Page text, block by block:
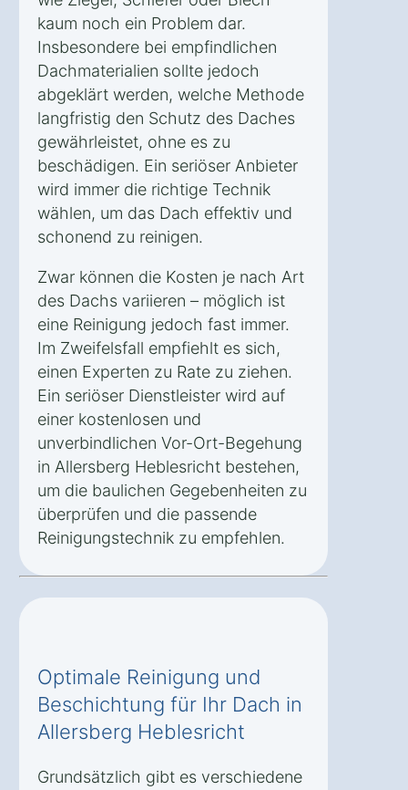
kaum noch ein Problem dar.
Insbesondere bei empfindlichen
Dachmaterialien sollte jedoch
abgeklärt werden, welche Methode
langfristig den Schutz des Daches
gewährleistet, ohne es zu
beschädigen. Ein seriöser Anbieter
wird immer die richtige Technik
wählen, um das Dach effektiv und
schonend zu reinigen.
Zwar können die Kosten je nach Art
des Dachs variieren – möglich ist
eine Reinigung jedoch fast immer.
Im Zweifelsfall empfiehlt es sich,
einen Experten zu Rate zu ziehen.
Ein seriöser Dienstleister wird auf
einer kostenlosen und
unverbindlichen Vor-Ort-Begehung
in Allersberg Heblesricht bestehen,
um die baulichen Gegebenheiten zu
überprüfen und die passende
Reinigungstechnik zu empfehlen.
Optimale Reinigung und
Beschichtung für Ihr Dach in
Allersberg Heblesricht
Grundsätzlich gibt es verschiedene